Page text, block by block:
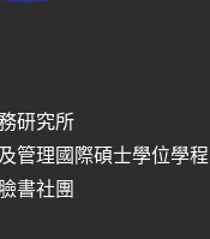
研究所
管理國際碩士學位學程
書社團